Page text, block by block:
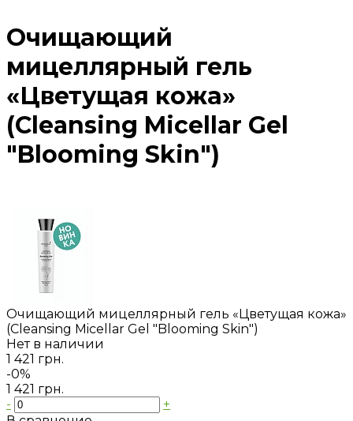
Очищающий
мицеллярный гель
«Цветущая кожа»
(Cleansing Micellar Gel
"Blooming Skin")
Очищающий мицеллярный гель «Цветущая кожа»
(Cleansing Micellar Gel "Blooming Skin")
Нет в наличии
1 421 грн.
-0%
1 421 грн.
-
+